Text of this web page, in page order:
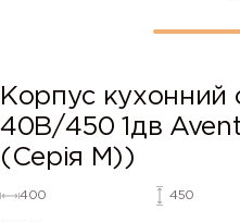
Корпус кухонний
40В/450 1дв
(Серія М))
400 450